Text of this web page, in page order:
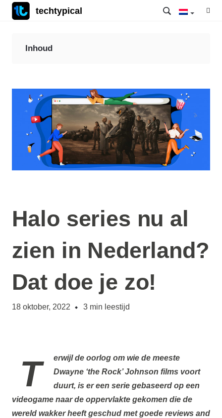
techtypical
Halo series nu al
zien in Nederland?
Dat doe je zo!
18 oktober, 2022 3 min leestijd
Terwijl de oorlog om wie de meeste
Dwayne ‘the Rock’ Johnson films voort
duurt, is er een serie gebaseerd op een
videogame naar de oppervlakte gekomen die de
wereld wakker heeft geschud met goede reviews and
Inhoud